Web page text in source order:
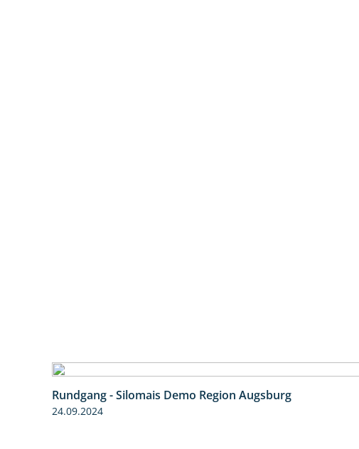
Rundgang - Silomais Demo Region Augsburg
24.09.2024